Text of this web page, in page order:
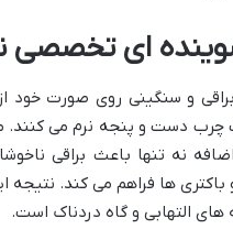
ای تخصصی
و سنگینی روی صورت خود
چرب دست و پنجه نرم می کنند.
نه تنها باعث براقی
ها فراهم می کند. نتیجه
التهابی و گاه دردناک است.